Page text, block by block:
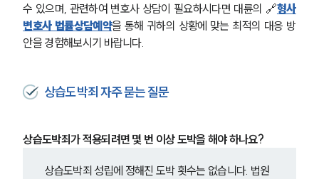
수 있으며, 관련하여 변호사 상담이 필요하시다면 대륜의 🔗형사
변호사 법률상담예약을 통해 귀하의 상황에 맞는 최적의 대응 방
안을 경험해보시기 바랍니다.
상습도박죄 자주 묻는 질문
상습도박죄가 적용되려면 몇 번 이상 도박을 해야 하나요?
상습도박죄 성립에 정해진 도박 횟수는 없습니다. 법원